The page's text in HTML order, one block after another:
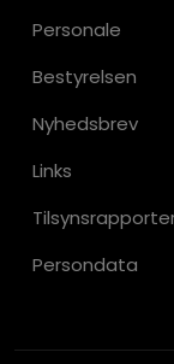
Personale
Bestyrelsen
Nyhedsbrev
Links
Persondata